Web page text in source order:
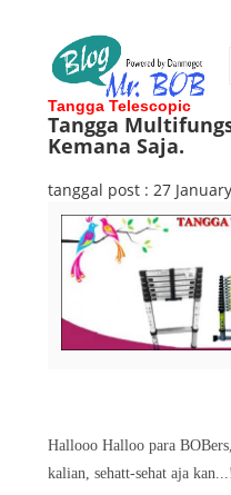
Tangga Telescopic
Tangga
Kemana Saja.
tanggal post : 27
Hallooo Halloo para
kalian, sehatt-sehat aja